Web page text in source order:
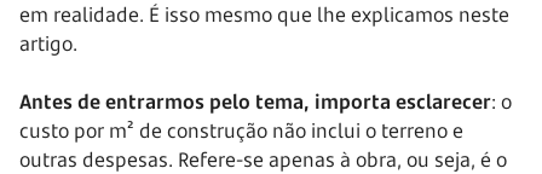
em realidade. É isso mesmo que lhe explicamos neste
artigo.
Antes de entrarmos pelo tema, importa esclarecer: o
custo por m² de construção não inclui o terreno e
outras despesas. Refere-se apenas à obra, ou seja, é o